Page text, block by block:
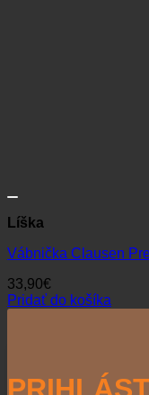
Líška
Vábnička Clausen
33,90€
Pridať do košíka